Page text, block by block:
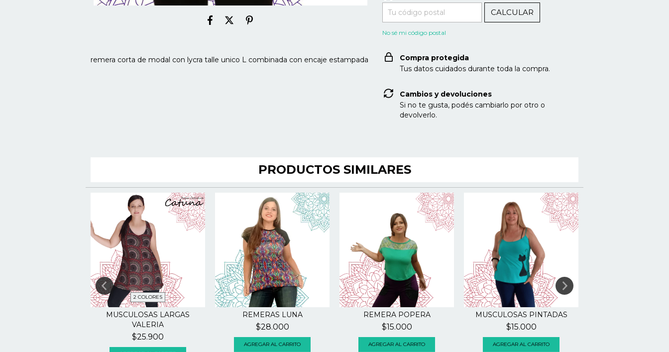
remera corta de modal con lycra talle unico L combinada con encaje estampada
CALCULAR
No sé mi código postal
Compra protegida
Tus datos cuidados durante toda la compra.
Cambios y devoluciones
Si no te gusta, podés cambiarlo por otro o
devolverlo.
PRODUCTOS SIMILARES
2 COLORES
MUSCULOSAS LARGAS
VALERIA
$25.900
REMERAS LUNA
$28.000
AGREGAR AL CARRITO
REMERA POPERA
$15.000
MUSCULOSAS PINTADAS
$15.000